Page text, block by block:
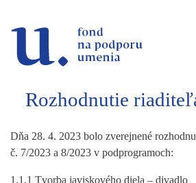
Rozhodnutie
Dňa 28. 4. 2023 bolo zverejnené
č. 7/2023 a 8/2023 v podprogramoch:
1.1.1 Tvorba javiskového diela – divadlo